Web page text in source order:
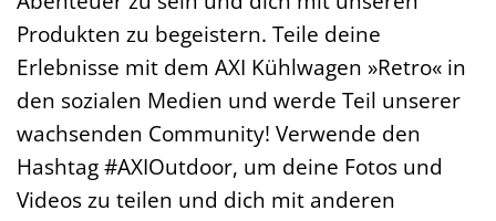
Produkten zu begeistern. Teile deine
Erlebnisse mit dem AXI Kühlwagen »Retro« in
den sozialen Medien und werde Teil unserer
wachsenden Community! Verwende den
Hashtag #AXIOutdoor, um deine Fotos und
Videos zu teilen und dich mit anderen